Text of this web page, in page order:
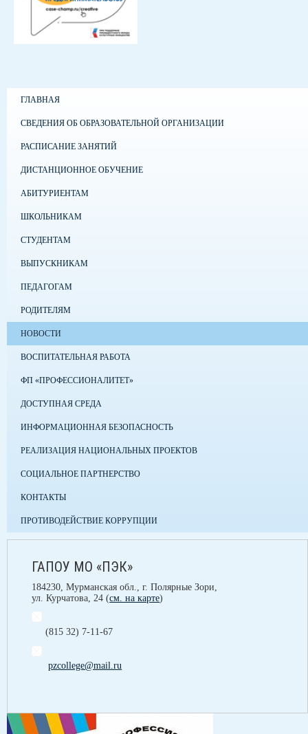
ГЛАВНАЯ
СВЕДЕНИЯ ОБ ОБРАЗОВАТЕЛЬНОЙ ОРГАНИЗАЦИИ
РАСПИСАНИЕ ЗАНЯТИЙ
ДИСТАНЦИОННОЕ ОБУЧЕНИЕ
АБИТУРИЕНТАМ
ШКОЛЬНИКАМ
СТУДЕНТАМ
ВЫПУСКНИКАМ
ПЕДАГОГАМ
РОДИТЕЛЯМ
НОВОСТИ
ВОСПИТАТЕЛЬНАЯ РАБОТА
ФП «ПРОФЕССИОНАЛИТЕТ»
ДОСТУПНАЯ СРЕДА
ИНФОРМАЦИОННАЯ БЕЗОПАСНОСТЬ
РЕАЛИЗАЦИЯ НАЦИОНАЛЬНЫХ ПРОЕКТОВ
СОЦИАЛЬНОЕ ПАРТНЕРСТВО
КОНТАКТЫ
ПРОТИВОДЕЙСТВИЕ КОРРУПЦИИ
ГАПОУ МО «ПЭК»
184230, Мурманская обл., г. Полярные Зори,
ул. Курчатова, 24 (см. на карте)
(815 32) 7-11-67
pzcollege@mail.ru